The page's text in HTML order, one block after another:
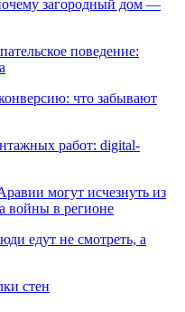
загородный дом —
поведение:
что забывают
работ: digital-
могут исчезнуть из
войны в регионе
едут не смотреть, а
стен